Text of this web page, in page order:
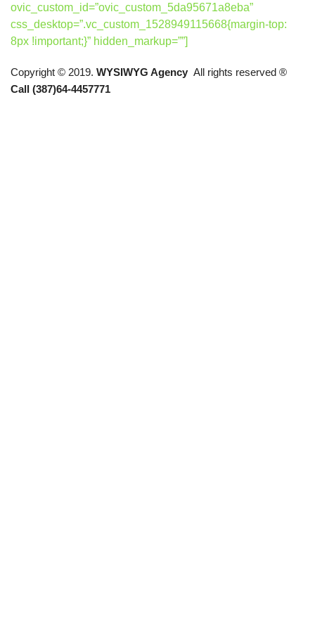
ovic_custom_id=”ovic_custom_5da95671a8eba”
css_desktop=”.vc_custom_1528949115668{margin-top:
8px !important;}” hidden_markup=””]
Copyright © 2019. WYSIWYG Agency All rights reserved ®
Call (387)64-4457771